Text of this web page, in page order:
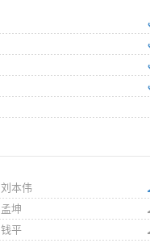
刘本伟
孟坤
钱平